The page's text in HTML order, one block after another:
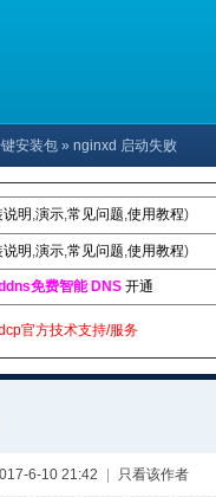
安装包 » nginxd 启动失败
明 ,演示,常见问题,使用教程)
明 ,演示,常见问题,使用教程)
免费智能 DNS 开通
官方技术支持/服务
6-10 21:42 只看该作者